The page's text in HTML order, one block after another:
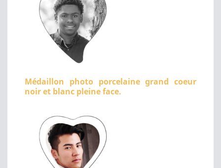
Médaillon photo porcelaine grand coeur
noir et blanc pleine face.